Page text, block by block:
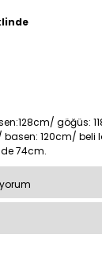
göğüs:
basen: 120cm/ beli
74cm.